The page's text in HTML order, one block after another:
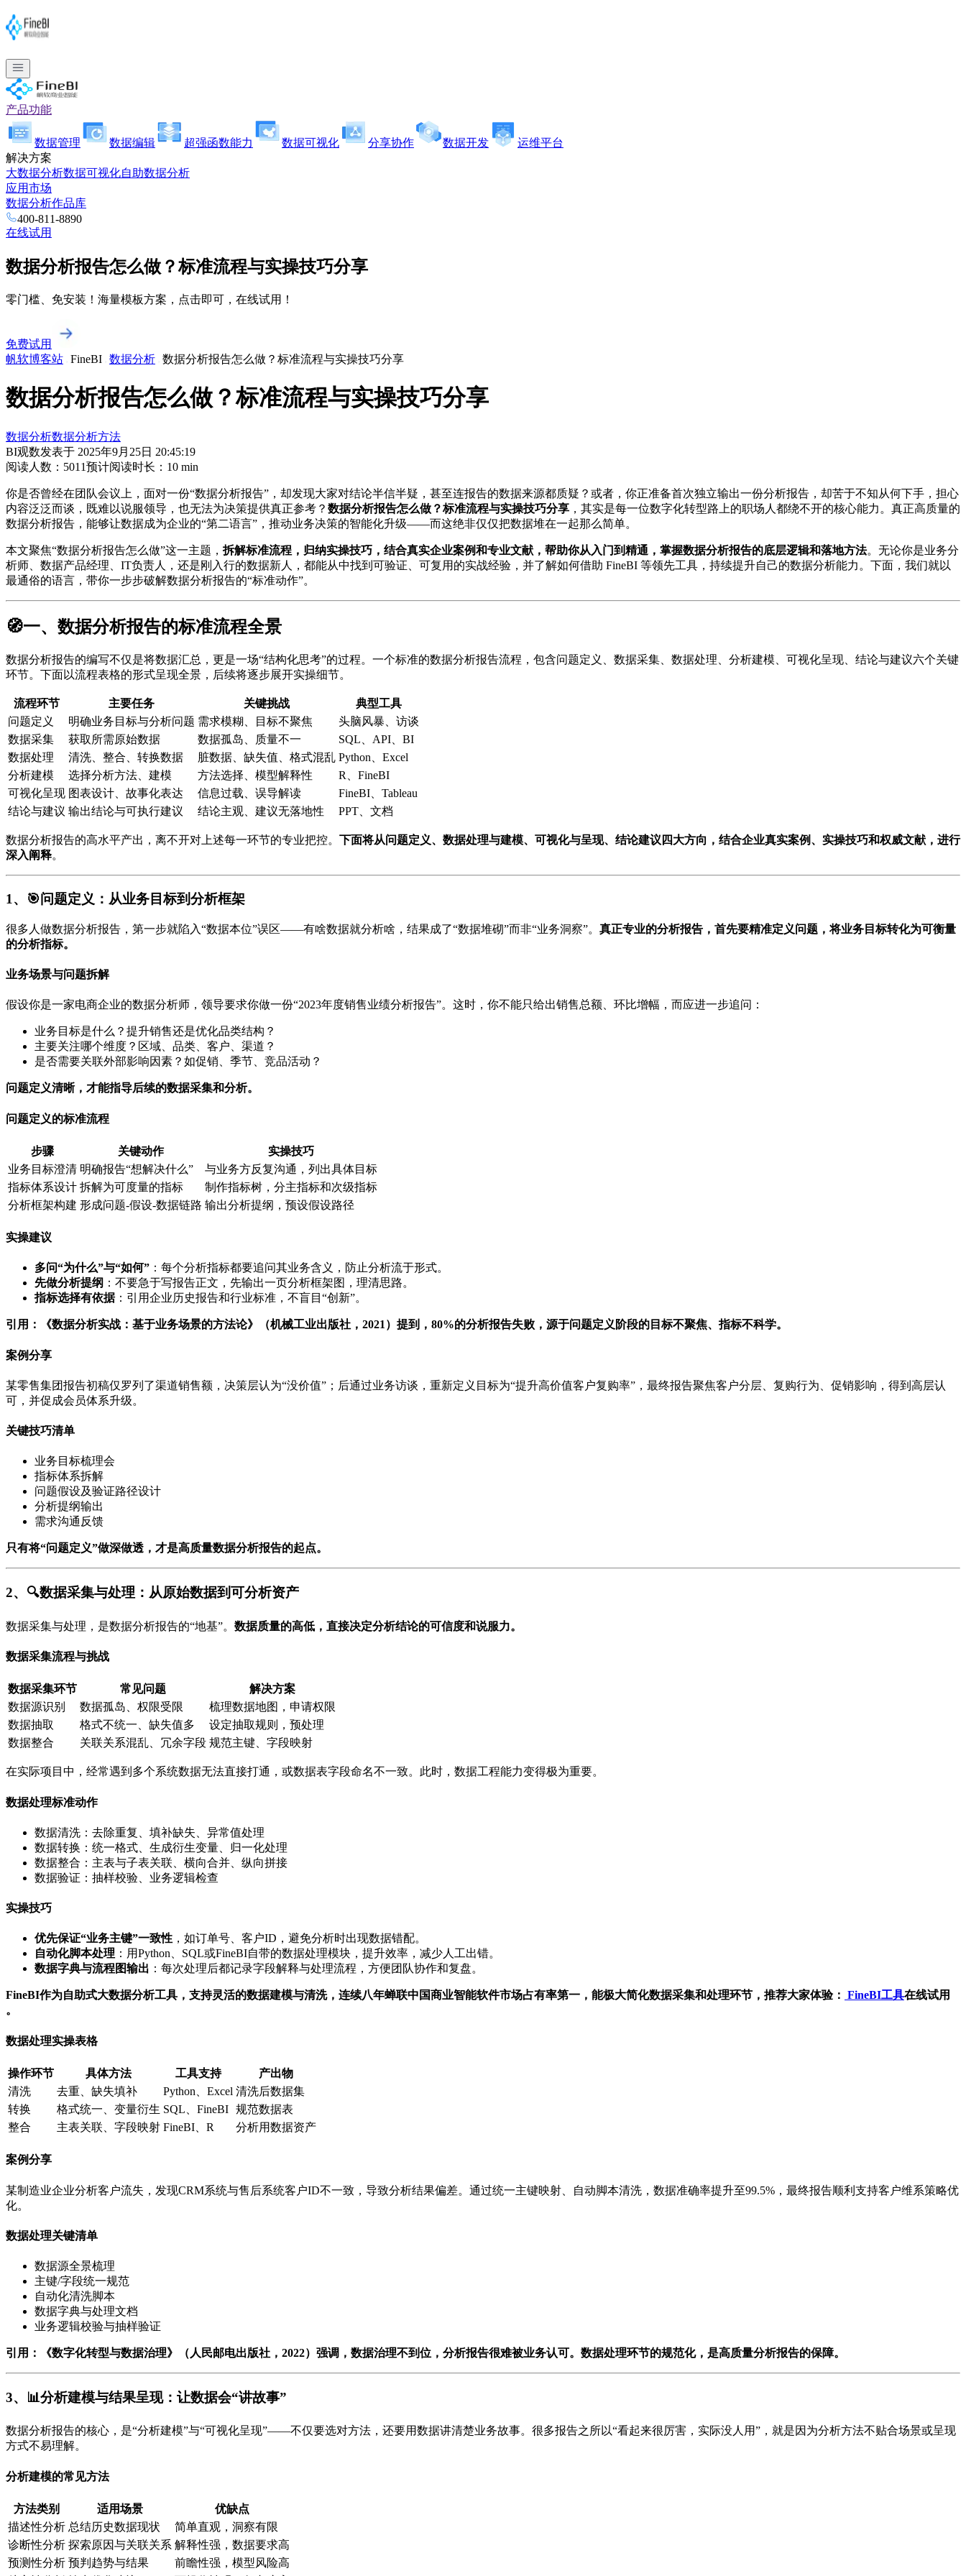
产品功能
数据管理 数据编辑 超强函数能力 数据可视化 分享协作 数据开发
运维平台
解决方案
大数据分析数据可视化自助数据分析
应用市场
数据分析作品库
400-811-8890
在线试用
数据分析报告怎么做？标准流程与实操技巧分享
零门槛、免安装！海量模板方案，点击即可，在线试用！
免费试用
帆软博客站 FineBI 数据分析 数据分析报告怎么做？标准流程与实操技巧分享
数据分析报告怎么做？标准流程与实操技巧分享
数据分析数据分析方法
BI观数发表于 2025年9月25日 20:45:19
阅读人数： 5011预计阅读时长： 10 min
你是否曾经在团队会议上，面对一份“数据分析报告”，却发现大家对结论半信半疑，甚至连报告的数据来源都质疑？或者，你正准备首次独立输出一份分析报告，却苦于不知从何下手，担心
内容泛泛而谈，既难以说服领导，也无法为决策提供真正参考？ 数据分析报告怎么做？标准流程与实操技巧分享 ，其实是每一位数字化转型路上的职场人都绕不开的核心能力。真正高质量的
数据分析报告，能够让数据成为企业的“第二语言”，推动业务决策的智能化升级——而这绝非仅仅把数据堆在一起那么简单。
本文聚焦“数据分析报告怎么做”这一主题， 拆解标准流程，归纳实操技巧，结合真实企业案例和专业文献，帮助你从入门到精通，掌握数据分析报告的底层逻辑和落地方法。无论你是业务分
析师、数据产品经理、IT负责人，还是刚入行的数据新人，都能从中找到可验证、可复用的实战经验，并了解如何借助 FineBI 等领先工具，持续提升自己的数据分析能力。下面，我们就以
最通俗的语言，带你一步步破解数据分析报告的“标准动作”。
🧭一、数据分析报告的标准流程全景
数据分析报告的编写不仅是将数据汇总，更是一场“结构化思考”的过程。一个标准的数据分析报告流程，包含问题定义、数据采集、数据处理、分析建模、可视化呈现、结论与建议六个关键
环节。下面以流程表格的形式呈现全景，后续将逐步展开实操细节。
流程环节 主要任务 关键挑战
典型工具
问题定义
明确业务目标与分析问题 需求模糊、目标不聚焦
头脑风暴、访谈
数据采集
获取所需原始数据 数据孤岛、质量不一
SQL、API、BI
数据处理
清洗、整合、转换数据 脏数据、缺失值、格式混乱 Python、Excel
分析建模
选择分析方法、建模 方法选择、模型解释性
R、FineBI
可视化呈现 图表设计、故事化表达 信息过载、误导解读
FineBI、Tableau
结论与建议 输出结论与可执行建议 结论主观、建议无落地性 PPT、文档
数据分析报告的高水平产出，离不开对上述每一环节的专业把控。 下面将从问题定义、数据处理与建模、可视化与呈现、结论建议四大方向，结合企业真实案例、实操技巧和权威文献，进行
深入阐释。
1、🎯问题定义：从业务目标到分析框架
很多人做数据分析报告，第一步就陷入“数据本位”误区——有啥数据就分析啥，结果成了“数据堆砌”而非“业务洞察”。 真正专业的分析报告，首先要精准定义问题，将业务目标转化为可衡量
的分析指标。
业务场景与问题拆解
假设你是一家电商企业的数据分析师，领导要求你做一份“2023年度销售业绩分析报告”。这时，你不能只给出销售总额、环比增幅，而应进一步追问：
业务目标是什么？提升销售还是优化品类结构？
主要关注哪个维度？区域、品类、客户、渠道？
是否需要关联外部影响因素？如促销、季节、竞品活动？
问题定义清晰，才能指导后续的数据采集和分析。
问题定义的标准流程
步骤 关键动作
实操技巧
业务目标澄清 明确报告“想解决什么”
与业务方反复沟通，列出具体目标
指标体系设计 拆解为可度量的指标
制作指标树，分主指标和次级指标
分析框架构建 形成问题-假设-数据链路 输出分析提纲，预设假设路径
实操建议
多问“为什么”与“如何” ：每个分析指标都要追问其业务含义，防止分析流于形式。
先做分析提纲 ：不要急于写报告正文，先输出一页分析框架图，理清思路。
指标选择有依据：引用企业历史报告和行业标准，不盲目“创新”。
引用：《数据分析实战：基于业务场景的方法论》（机械工业出版社，2021）提到，80%的分析报告失败，源于问题定义阶段的目标不聚焦、指标不科学。
案例分享
某零售集团报告初稿仅罗列了渠道销售额，决策层认为“没价值”；后通过业务访谈，重新定义目标为“提升高价值客户复购率”，最终报告聚焦客户分层、复购行为、促销影响，得到高层认
可，并促成会员体系升级。
关键技巧清单
业务目标梳理会
指标体系拆解
问题假设及验证路径设计
分析提纲输出
需求沟通反馈
只有将“问题定义”做深做透，才是高质量数据分析报告的起点。
2、🔍数据采集与处理：从原始数据到可分析资产
数据采集与处理，是数据分析报告的“地基”。 数据质量的高低，直接决定分析结论的可信度和说服力。
数据采集流程与挑战
数据采集环节 常见问题
解决方案
数据源识别
数据孤岛、权限受限
梳理数据地图，申请权限
数据抽取
格式不统一、缺失值多
设定抽取规则，预处理
数据整合
关联关系混乱、冗余字段 规范主键、字段映射
在实际项目中，经常遇到多个系统数据无法直接打通，或数据表字段命名不一致。此时，数据工程能力变得极为重要。
数据处理标准动作
数据清洗：去除重复、填补缺失、异常值处理
数据转换：统一格式、生成衍生变量、归一化处理
数据整合：主表与子表关联、横向合并、纵向拼接
数据验证：抽样校验、业务逻辑检查
实操技巧
优先保证“业务主键”一致性 ，如订单号、客户ID，避免分析时出现数据错配。
自动化脚本处理 ：用Python、SQL或FineBI自带的数据处理模块，提升效率，减少人工出错。
数据字典与流程图输出 ：每次处理后都记录字段解释与处理流程，方便团队协作和复盘。
FineBI作为自助式大数据分析工具，支持灵活的数据建模与清洗，连续八年蝉联中国商业智能软件市场占有率第一，能极大简化数据采集和处理环节，推荐大家体验： FineBI工具在线试用
。
数据处理实操表格
操作环节 具体方法 工具支持
产出物
清洗
去重、缺失填补 Python、Excel 清洗后数据集
转换
格式统一、变量衍生 SQL、FineBI 规范数据表
整合
主表关联、字段映射 FineBI、R 分析用数据资产
案例分享
某制造业企业分析客户流失，发现CRM系统与售后系统客户ID不一致，导致分析结果偏差。通过统一主键映射、自动脚本清洗，数据准确率提升至99.5%，最终报告顺利支持客户维系策略优
化。
数据处理关键清单
数据源全景梳理
主键/字段统一规范
自动化清洗脚本
数据字典与处理文档
业务逻辑校验与抽样验证
引用：《数字化转型与数据治理》（人民邮电出版社，2022）强调，数据治理不到位，分析报告很难被业务认可。数据处理环节的规范化，是高质量分析报告的保障。
3、📊分析建模与结果呈现：让数据会“讲故事”
数据分析报告的核心，是“分析建模”与“可视化呈现”——不仅要选对方法，还要用数据讲清楚业务故事。很多报告之所以“看起来很厉害，实际没人用”，就是因为分析方法不贴合场景或呈现
方式不易理解。
分析建模的常见方法
方法类别 适用场景
优缺点
描述性分析 总结历史数据现状
简单直观，洞察有限
诊断性分析 探索原因与关联关系 解释性强，数据要求高
预测性分析 预判趋势与结果
前瞻性强，模型风险高